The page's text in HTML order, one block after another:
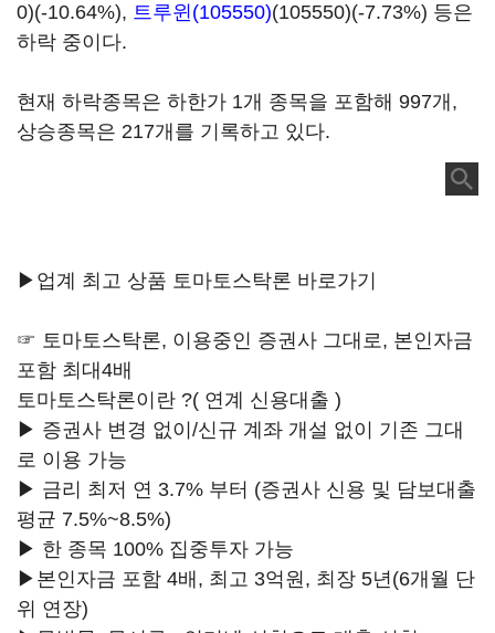
0)(-10.64%), 트루윈(105550)(105550)(-7.73%) 등은
하락 중이다.
현재 하락종목은 하한가 1개 종목을 포함해 997개,
상승종목은 217개를 기록하고 있다.
▶업계 최고 상품 토마토스탁론 바로가기
☞ 토마토스탁론, 이용중인 증권사 그대로, 본인자금
포함 최대4배
토마토스탁론이란 ?( 연계 신용대출 )
▶ 증권사 변경 없이/신규 계좌 개설 없이 기존 그대
로 이용 가능
▶ 금리 최저 연 3.7% 부터 (증권사 신용 및 담보대출
평균 7.5%~8.5%)
▶ 한 종목 100% 집중투자 가능
▶본인자금 포함 4배, 최고 3억원, 최장 5년(6개월 단
위 연장)